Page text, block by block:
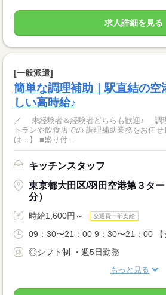
求人詳細を見る
[一般派遣]
簡単な調理補助｜駅直結の
しい高時給♪
／ 未経験者＆経験者どちらも歓迎♪ 調理補助
トランや飲食店での 調理補助業務をお任せします◎
は…】 ■盛り付...
キッチンスタッフ
東京都大田区/羽田空港第３タ
分）
時給1,600円～ 交通費一部支給
09：30〜21：00 9：30〜21：00 【
◎シフト制 ・週5日勤務
もっと見る